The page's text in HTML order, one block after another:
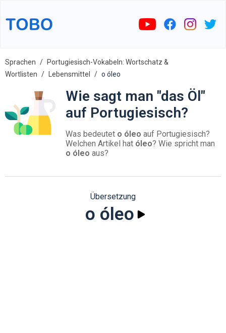
Sprachen
Portugiesisch-Vokabeln: Wortschatz &
Wortlisten
Lebensmittel o óleo
Wie sagt man "das Öl"
auf Portugiesisch?
Was bedeutet o óleo auf Portugiesisch?
Welchen Artikel hat óleo? Wie spricht man
o óleo aus?
Übersetzung
o óleo